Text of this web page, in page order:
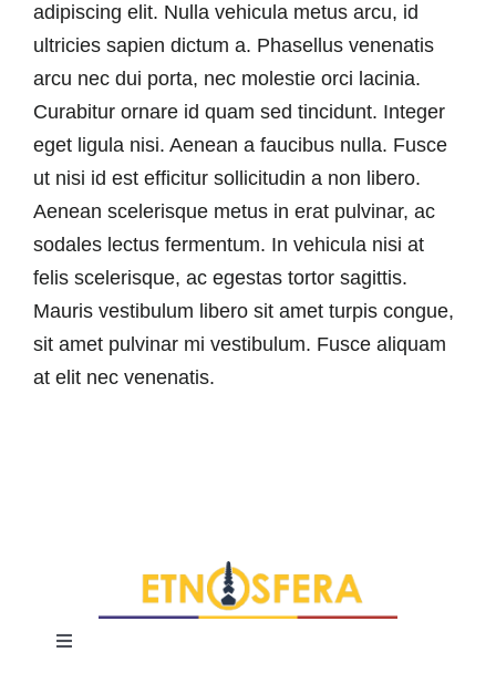
adipiscing elit. Nulla vehicula metus arcu, id
ultricies sapien dictum a. Phasellus venenatis
arcu nec dui porta, nec molestie orci lacinia.
Curabitur ornare id quam sed tincidunt. Integer
eget ligula nisi. Aenean a faucibus nulla. Fusce
ut nisi id est efficitur sollicitudin a non libero.
Aenean scelerisque metus in erat pulvinar, ac
sodales lectus fermentum. In vehicula nisi at
felis scelerisque, ac egestas tortor sagittis.
Mauris vestibulum libero sit amet turpis congue,
sit amet pulvinar mi vestibulum. Fusce aliquam
at elit nec venenatis.
Toggle